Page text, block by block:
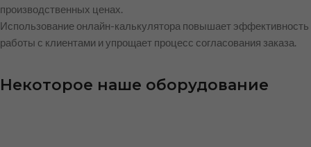
производственных ценах.
Использование онлайн-калькулятора повышает эффективность
работы с клиентами и упрощает процесс согласования заказа.
Некоторое наше оборудование